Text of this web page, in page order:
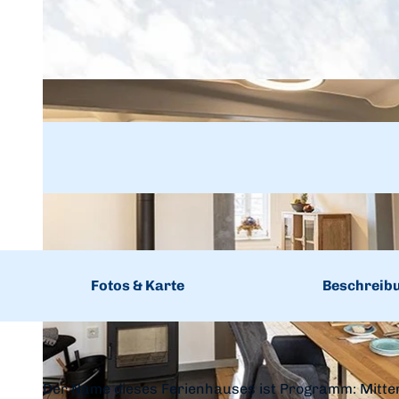
Fotos & Karte
Der Name dieses Ferienhauses ist Programm: